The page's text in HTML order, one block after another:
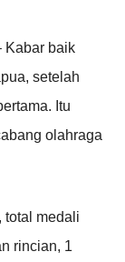
Kabar baik
setelah
Itu
olahraga
total medali
rincian, 1